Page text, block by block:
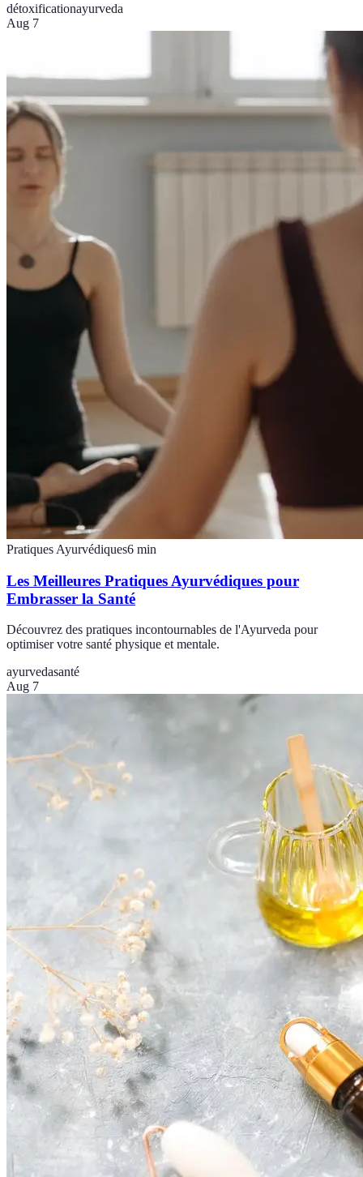
détoxificationayurveda
Aug 7
Pratiques Ayurvédiques6 min
Les Meilleures Pratiques Ayurvédiques pour
Embrasser la Santé
Découvrez des pratiques incontournables de l'Ayurveda pour
optimiser votre santé physique et mentale.
ayurvedasanté
Aug 7